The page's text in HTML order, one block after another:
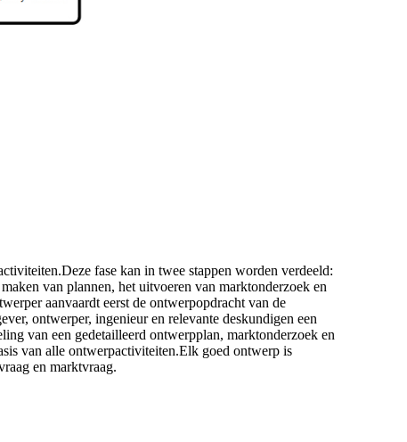
fase kan in twee stappen worden verdeeld:
van plannen, het uitvoeren van marktonderzoek en
aanvaardt eerst de ontwerpopdracht van de
ontwerper, ingenieur en relevante deskundigen een
van een gedetailleerd ontwerpplan, marktonderzoek en
van alle ontwerpactiviteiten.Elk goed ontwerp is
en marktvraag.